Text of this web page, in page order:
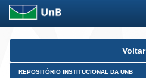
Skip
Voltar
REPOSITÓRIO INSTITUCIONAL DA UNB